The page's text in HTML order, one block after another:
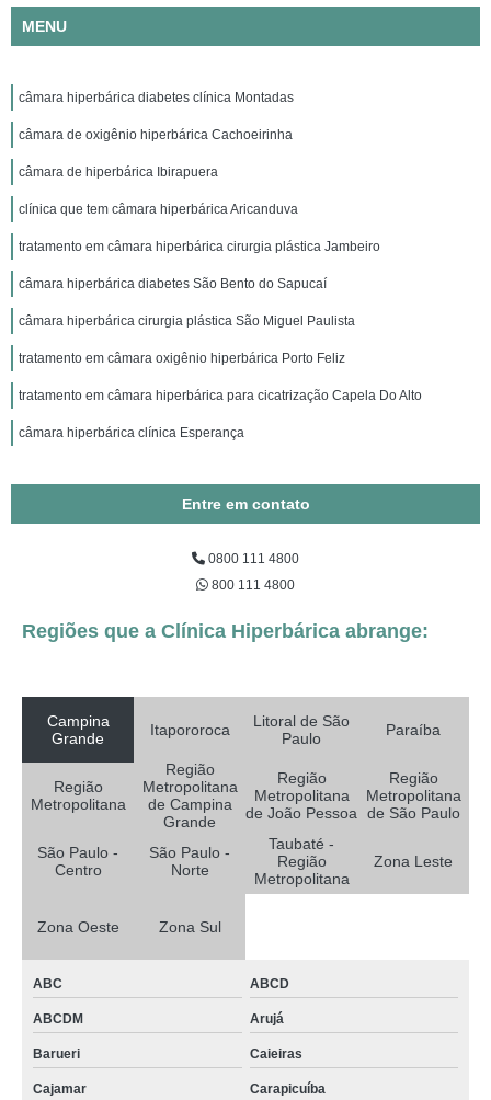
MENU
câmara hiperbárica diabetes clínica Montadas
câmara de oxigênio hiperbárica Cachoeirinha
câmara de hiperbárica Ibirapuera
clínica que tem câmara hiperbárica Aricanduva
tratamento em câmara hiperbárica cirurgia plástica Jambeiro
câmara hiperbárica diabetes São Bento do Sapucaí
câmara hiperbárica cirurgia plástica São Miguel Paulista
tratamento em câmara oxigênio hiperbárica Porto Feliz
tratamento em câmara hiperbárica para cicatrização Capela Do Alto
câmara hiperbárica clínica Esperança
Entre em contato
0800 111 4800
800 111 4800
Regiões que a Clínica Hiperbárica abrange:
Campina
Grande
Itapororoca
Litoral de São
Paulo
Paraíba
Região
Metropolitana
Região
Metropolitana
de Campina
Grande
Região
Metropolitana
de João Pessoa
Região
Metropolitana
de São Paulo
São Paulo -
Centro
São Paulo -
Norte
Taubaté -
Região
Metropolitana
Zona Leste
Zona Oeste Zona Sul
ABC ABCD
ABCDM Arujá
Barueri Caieiras
Cajamar Carapicuíba